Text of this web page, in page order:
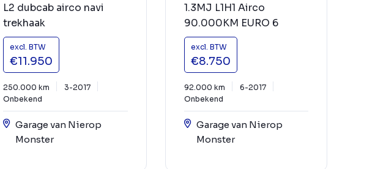
L2 dubcab airco navi
trekhaak
excl. BTW
€11.950
250.000 km
3-2017
Onbekend
Garage van Nierop
Monster
1.3MJ L1H1 Airco
90.000KM EURO 6
excl. BTW
€8.750
92.000 km
6-2017
Onbekend
Garage van Nierop
Monster